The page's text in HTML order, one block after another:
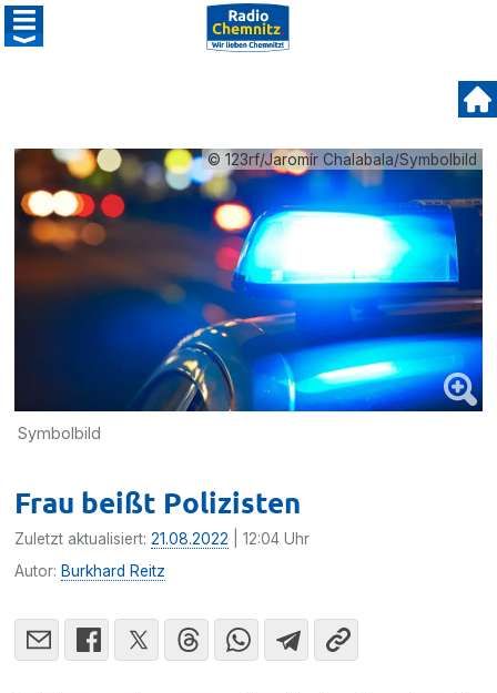
© 123rf/Jaromír Chalabala/Symbolbild
Symbolbild
Frau beißt Polizisten
Zuletzt aktualisiert:21.08.2022 | 12:04 Uhr
Autor: Burkhard Reitz